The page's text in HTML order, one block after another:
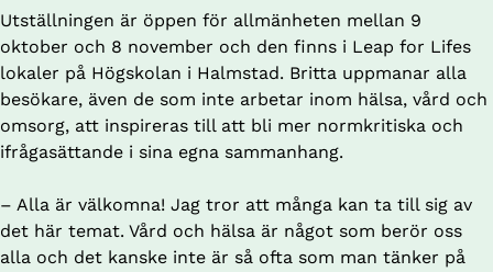
Utställningen är öppen för allmänheten mellan 9
oktober och 8 november och den finns i Leap for Lifes
lokaler på Högskolan i Halmstad. Britta uppmanar alla
besökare, även de som inte arbetar inom hälsa, vård och
omsorg, att inspireras till att bli mer normkritiska och
ifrågasättande i sina egna sammanhang.
– Alla är välkomna! Jag tror att många kan ta till sig av
det här temat. Vård och hälsa är något som berör oss
alla och det kanske inte är så ofta som man tänker på